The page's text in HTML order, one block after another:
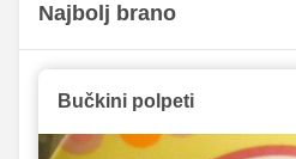
Najbolj brano
Bučkini polpeti